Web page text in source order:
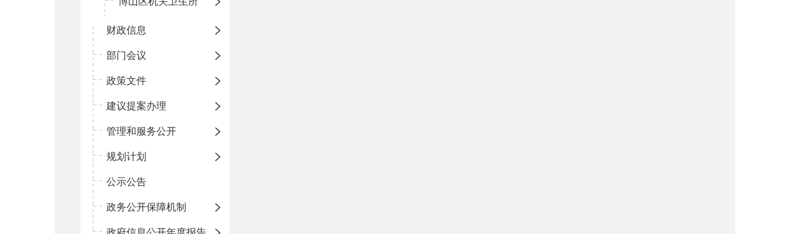
财政信息
部门会议
政策文件
建议提案办理
管理和服务公开
规划计划
公示公告
政务公开保障机制